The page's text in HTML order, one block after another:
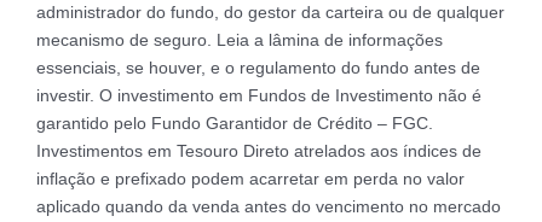
administrador do fundo, do gestor da carteira ou de qualquer
mecanismo de seguro. Leia a lâmina de informações
essenciais, se houver, e o regulamento do fundo antes de
investir. O investimento em Fundos de Investimento não é
garantido pelo Fundo Garantidor de Crédito – FGC.
Investimentos em Tesouro Direto atrelados aos índices de
inflação e prefixado podem acarretar em perda no valor
aplicado quando da venda antes do vencimento no mercado